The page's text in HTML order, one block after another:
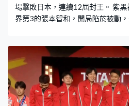
場擊敗日本，連續12屆封王。 紫
界第3的張本智和，開局陷於被動
梁靖崑絕地反擊，連取8分，贏11
中國搶到重要第一分。 「一哥」王
要打逆境波，首局輸8比11。過去7
界盃決賽打足七局封王，王楚欽今
比10、11比2、11比9，局數贏3